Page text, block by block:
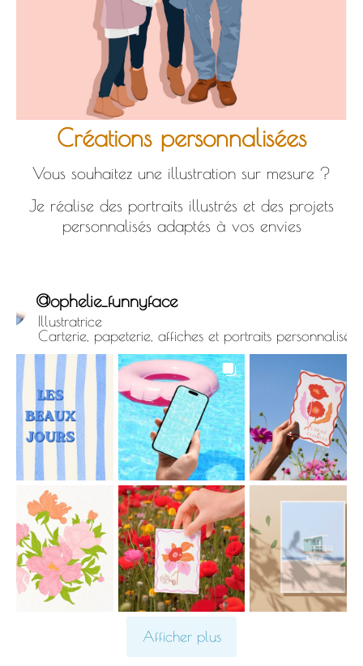
Créations personnalisées
Vous souhaitez une illustration sur mesure ?
Je réalise des portraits illustrés et des projets
personnalisés adaptés à vos envies
@ophelie_funnyface
Illustratrice
Carterie, papeterie, affiches et portraits personnalisés.
Afficher plus